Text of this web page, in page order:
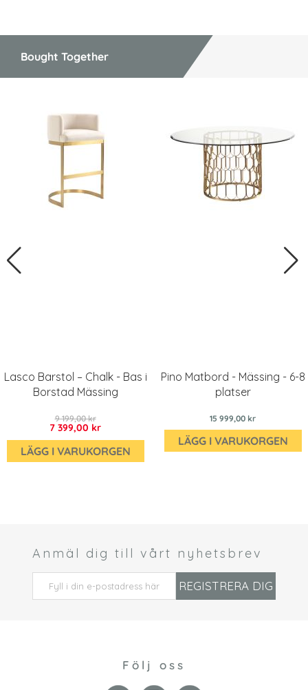
Bought Together
Lasco Barstol – Chalk - Bas i
Borstad Mässing
7 399,00 kr
9 199,00 kr
LÄGG I VARUKORGEN
Pino Matbord - Mässing - 6-8
platser
15 999,00 kr
LÄGG I VARUKORGEN
Anmäl dig till vårt nyhetsbrev
REGISTRERA DIG
Följ oss